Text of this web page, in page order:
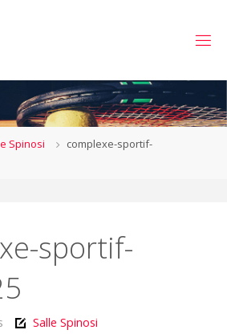
Spinosi
complexe-sportif-
sportif-
Salle Spinosi